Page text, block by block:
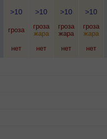
>10 >10 >10 >10
гроза
гроза
жара
гроза
жара
гроза
жара
нет нет нет нет